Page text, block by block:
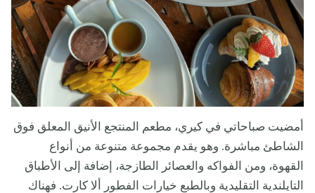
أمضيت صباحاتي في كيري، مطعم المنتجع الأنيق المعلق فوق
الشاطئ مباشرة. وهو يقدم مجموعة متنوعة من أنواع
القهوة، ومن الفواكه والعصائر الطازجة، إضافة إلى الأطباق
التايلندية التقليدية وبالطبع خيارات الفطور ألا كارت. فهناك